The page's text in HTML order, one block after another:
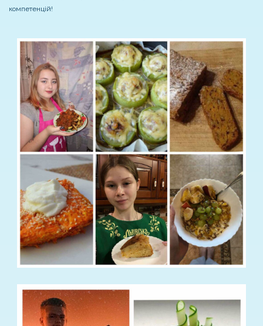
компетенцій!